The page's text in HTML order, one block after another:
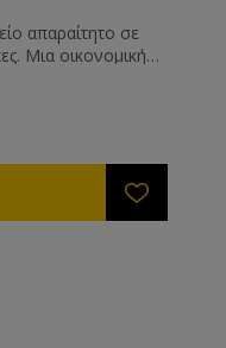
απαραίτητο σε
Μια οικονομική
από τη δύσκολη
μέσα στα δοχεία